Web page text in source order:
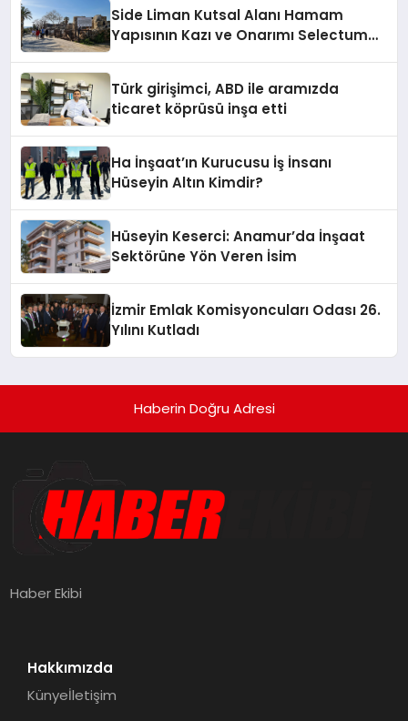
Side Liman Kutsal Alanı Hamam
Yapısının Kazı ve Onarımı Selectum
Türk girişimci, ABD ile aramızda
ticaret köprüsü inşa etti
Ha İnşaat’ın Kurucusu İş İnsanı
Hüseyin Altın Kimdir?
Hüseyin Keserci: Anamur’da İnşaat
Sektörüne Yön Veren İsim
İzmir Emlak Komisyoncuları Odası 26.
Yılını Kutladı
Haberin Doğru Adresi
Haber Ekibi
Hakkımızda
Künyeİletişim